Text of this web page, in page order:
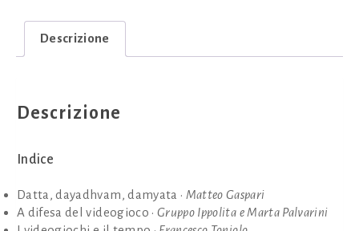
Descrizione
Descrizione
Indice
Datta, dayadhvam, damyata • Matteo Gaspari
A difesa del videogioco • Gruppo Ippolita e Marta Palvarini